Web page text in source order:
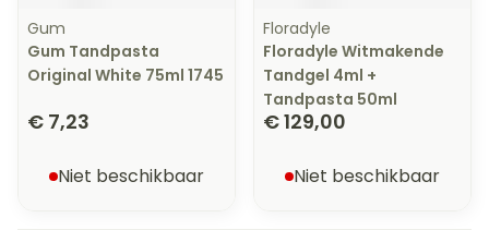
Gum
Gum Tandpasta
Original White 75ml 1745
€ 7,23
Niet beschikbaar
Floradyle
Floradyle Witmakende
Tandgel 4ml +
Tandpasta 50ml
€ 129,00
Niet beschikbaar